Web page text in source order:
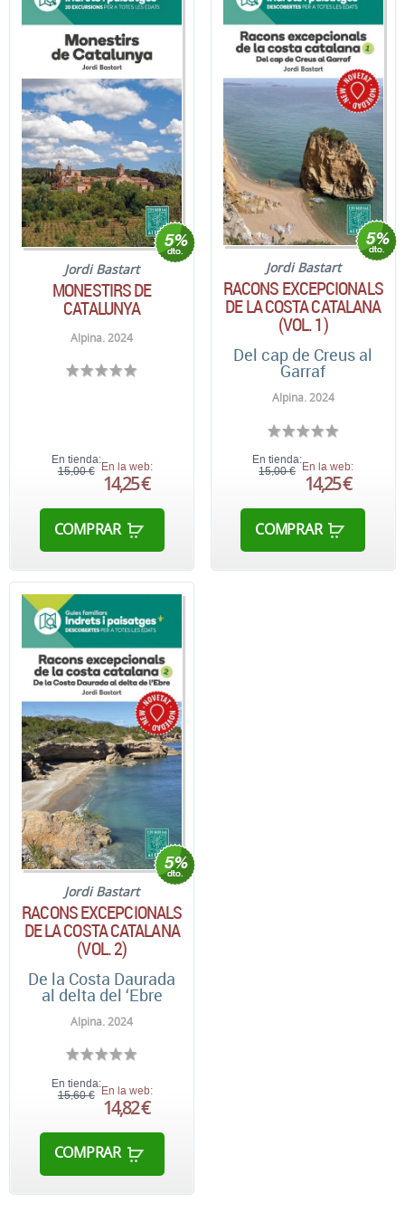
Jordi Bastart
MONESTIRS DE
CATALUNYA
Alpina. 2024
En tienda:
15,00 € En la web:
14,25 €
COMPRAR
Jordi Bastart
RACONS EXCEPCIONALS
DE LA COSTA CATALANA
(VOL. 1)
Del cap de Creus al
Garraf
Alpina. 2024
En tienda:
15,00 €
En la web:
14,25 €
COMPRAR
Jordi Bastart
RACONS EXCEPCIONALS
DE LA COSTA CATALANA
(VOL. 2)
De la Costa Daurada
al delta del ‘Ebre
Alpina. 2024
En tienda:
15,60 € En la web:
14,82 €
COMPRAR